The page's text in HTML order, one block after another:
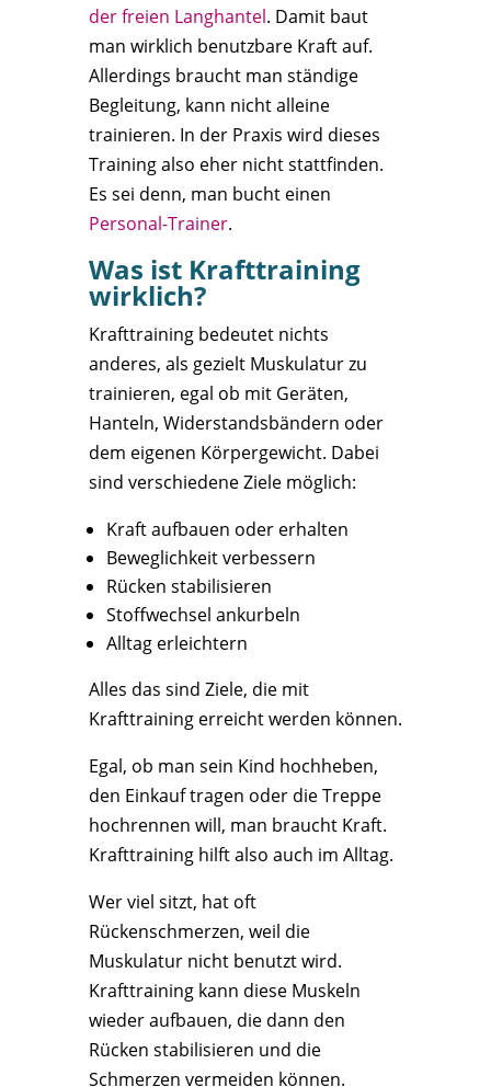
der freien Langhantel. Damit baut
man wirklich benutzbare Kraft auf.
Allerdings braucht man ständige
Begleitung, kann nicht alleine
trainieren. In der Praxis wird dieses
Training also eher nicht stattfinden.
Es sei denn, man bucht einen
Personal-Trainer.
Was ist Krafttraining
wirklich?
Krafttraining bedeutet nichts
anderes, als gezielt Muskulatur zu
trainieren, egal ob mit Geräten,
Hanteln, Widerstandsbändern oder
dem eigenen Körpergewicht. Dabei
sind verschiedene Ziele möglich:
Kraft aufbauen oder erhalten
Beweglichkeit verbessern
Rücken stabilisieren
Stoffwechsel ankurbeln
Alltag erleichtern
Alles das sind Ziele, die mit
Krafttraining erreicht werden können.
Egal, ob man sein Kind hochheben,
den Einkauf tragen oder die Treppe
hochrennen will, man braucht Kraft.
Krafttraining hilft also auch im Alltag.
Wer viel sitzt, hat oft
Rückenschmerzen, weil die
Muskulatur nicht benutzt wird.
Krafttraining kann diese Muskeln
wieder aufbauen, die dann den
Rücken stabilisieren und die
Schmerzen vermeiden können.